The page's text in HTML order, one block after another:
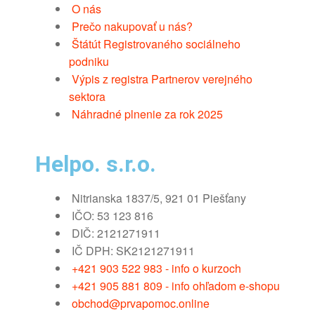
O nás
Prečo nakupovať u nás?
Štátút Registrovaného sociálneho
podniku
Výpis z registra Partnerov verejného
sektora
Náhradné plnenie za rok 2025
Helpo. s.r.o.
Nitrianska 1837/5, 921 01 Piešťany
IČO: 53 123 816
DIČ: 2121271911
IČ DPH: SK2121271911
+421 903 522 983 - info o kurzoch
+421 905 881 809 - info ohľadom e-shopu
obchod@prvapomoc.online